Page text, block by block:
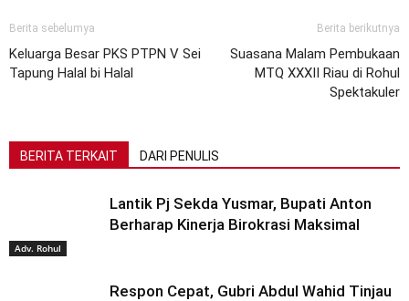
Berita sebelumya
Keluarga Besar PKS PTPN V Sei
Tapung Halal bi Halal
Berita berikutnya
Suasana Malam Pembukaan
MTQ XXXII Riau di Rohul
Spektakuler
BERITA TERKAIT DARI PENULIS
Adv. Rohul
Lantik Pj Sekda Yusmar, Bupati Anton
Berharap Kinerja Birokrasi Maksimal
Respon Cepat, Gubri Abdul Wahid Tinjau